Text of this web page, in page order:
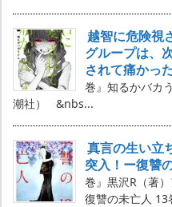
越智に危険視
グループは、
されて痛かっ
巻』知るかバカ
潮社） &nbs...
真言の生い立
突入！ー復讐
巻』黒沢R（著
復讐の未亡人 13